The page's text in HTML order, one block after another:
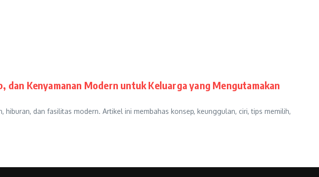
Kenyamanan Modern untuk Keluarga yang Mengutamakan
dan fasilitas modern. Artikel ini membahas konsep, keunggulan, ciri, tips memilih,